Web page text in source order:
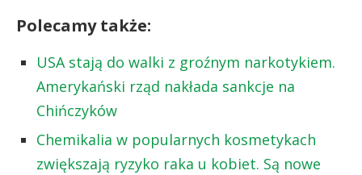
Polecamy także:
USA stają do walki z groźnym narkotykiem.
Amerykański rząd nakłada sankcje na
Chińczyków
Chemikalia w popularnych kosmetykach
zwiększają ryzyko raka u kobiet. Są nowe